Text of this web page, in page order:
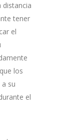
distancia
tener
el
los
su
el